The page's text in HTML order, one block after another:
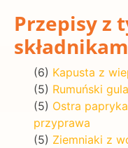
Przepisy z
(6) Kapusta z
(5) Rumuński
(5) Ostra
przyprawa
(5) Ziemniaki z